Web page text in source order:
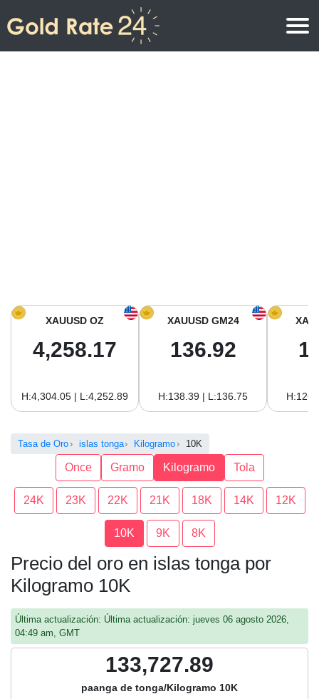
Precio del Oro hoy en América del sur
XAUUSD OZ
4,258.17
H:4,304.05 | L:4,252.89
XAUUSD GM24
136.92
H:138.39 | L:136.75
Tasa de Oro islas tonga Kilogramo 10K
Once Gramo Kilogramo Tola
24K 23K 22K 21K 18K 14K 12K
10K 9K 8K
Precio del oro en islas tonga por
Kilogramo 10K
Última actualización: Última actualización: jueves 06 agosto 2026,
04:49 am, GMT
133,727.89
paanga de tonga/Kilogramo 10K